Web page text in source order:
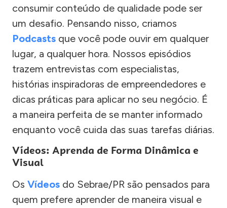
consumir conteúdo de qualidade pode ser
um desafio. Pensando nisso, criamos
Podcasts que você pode ouvir em qualquer
lugar, a qualquer hora. Nossos episódios
trazem entrevistas com especialistas,
histórias inspiradoras de empreendedores e
dicas práticas para aplicar no seu negócio. É
a maneira perfeita de se manter informado
enquanto você cuida das suas tarefas diárias.
Vídeos: Aprenda de Forma Dinâmica e
Visual
Os Vídeos do Sebrae/PR são pensados para
quem prefere aprender de maneira visual e